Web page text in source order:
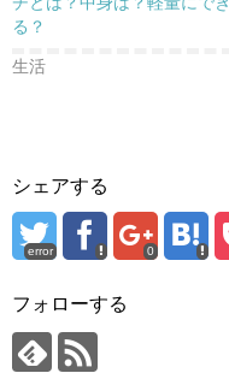
る？
生活
シェアする
error 0
フォローする